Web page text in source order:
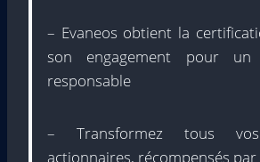
– Evaneos obtient la
son engagement pour un
responsable
– Transformez tous
actionnaires, récompensés par